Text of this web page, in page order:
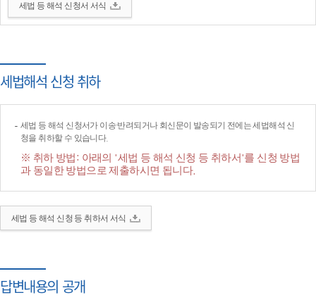
세법 등 해석 신청서 서식
세법해석 신청 취하
세법 등 해석 신청서가 이송·반려되거나 회신문이 발송되기 전에는 세법해석 신
청을 취하할 수 있습니다.
※ 취하 방법: 아래의 '세법 등 해석 신청 등 취하서'를 신청 방법
과 동일한 방법으로 제출하시면 됩니다.
세법 등 해석 신청 등 취하서 서식
답변내용의 공개